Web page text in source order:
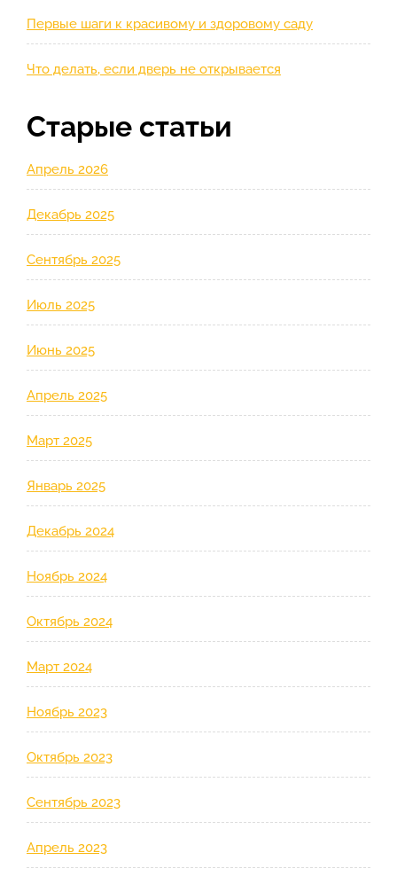
Первые шаги к красивому и здоровому саду
Что делать, если дверь не открывается
Старые статьи
Апрель 2026
Декабрь 2025
Сентябрь 2025
Июль 2025
Июнь 2025
Апрель 2025
Март 2025
Январь 2025
Декабрь 2024
Ноябрь 2024
Октябрь 2024
Март 2024
Ноябрь 2023
Октябрь 2023
Сентябрь 2023
Апрель 2023